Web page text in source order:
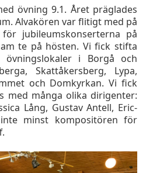
övning 9.1. Året präglades
Alvakören var flitigt med på
jubileumskonserterna på
te på hösten. Vi fick stifta
övningslokaler i Borgå och
Skattåkersberg, Lypa,
och Domkyrkan. Vi fick
med många olika dirigenter:
Lång, Gustav Antell, Eric-
minst kompositören för